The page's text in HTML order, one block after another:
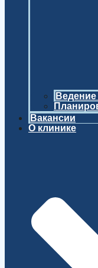
Вакансии
О клинике